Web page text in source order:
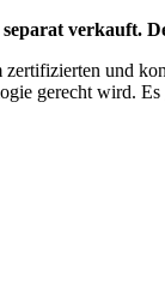
verkauft.
und
gerecht wird.